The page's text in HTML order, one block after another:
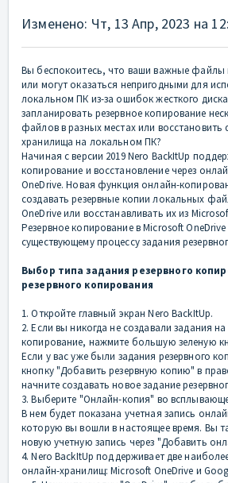
Изменено: Чт, 13 Апр, 2023 на
Вы беспокоитесь, что ваши важные файлы
или могут оказаться непригодными для
локальном ПК из-за ошибок жесткого
запланировать резервное копирование
файлов в разных местах или
хранилища на локальном ПК?
Начиная с версии 2019 Nero BackItUp
копирование и восстановление через
OneDrive. Новая функция онлайн-
создавать резервные копии локальных
OneDrive или восстанавливать их из
Резервное копирование в Microsoft
существующему процессу задания
Выбор типа задания резервного
резервного копирования
1. Откройте главный экран Nero BackItUp.
2. Если вы никогда не создавали задания
копирование, нажмите большую зеленую
Если у вас уже были задания резервного
кнопку "Добавить резервную копию" в
начните создавать новое задание
3. Выберите "Онлайн-копия" во
В нем будет показана учетная запись
которую вы вошли в настоящее время. Вы
новую учетную запись через "Добавить
4. Nero BackItUp поддерживает две
онлайн-хранилищ: Microsoft OneDrive и